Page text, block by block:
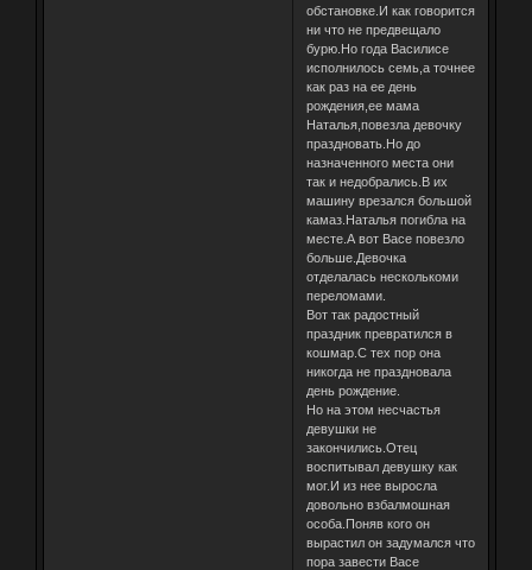
обстановке.И как говорится
ни что не предвещало
бурю.Но года Василисе
исполнилось семь,а точнее
как раз на ее день
рождения,ее мама
Наталья,повезла девочку
праздновать.Но до
назначенного места они
так и недобрались.В их
машину врезался большой
камаз.Наталья погибла на
месте.А вот Васе повезло
больше.Девочка
отделалась несколькоми
переломами.
Вот так радостный
праздник превратился в
кошмар.С тех пор она
никогда не праздновала
день рождение.
Но на этом несчастья
девушки не
закончились.Отец
воспитывал девушку как
мог.И из нее выросла
довольно взбалмошная
особа.Поняв кого он
вырастил он задумался что
пора завести Васе